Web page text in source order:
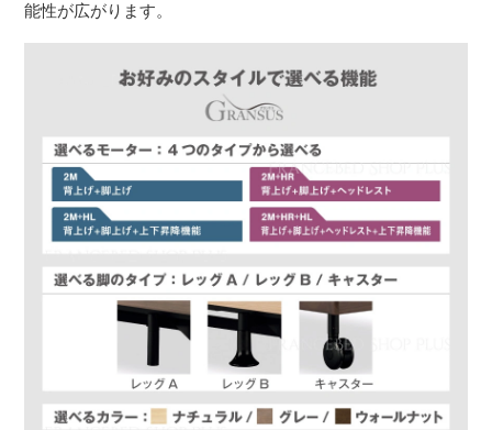
能性が広がります。